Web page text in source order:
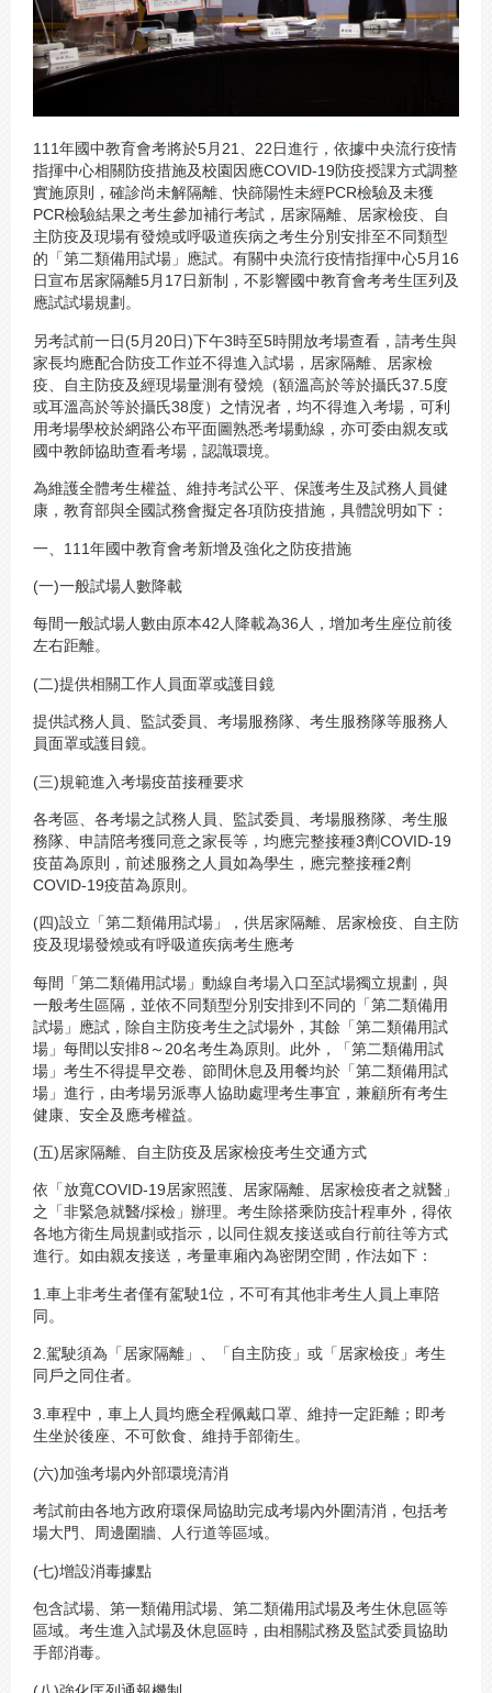
111年國中教育會考將於5月21、22日進行，依據中央流行疫情
指揮中心相關防疫措施及校園因應COVID-19防疫授課方式調整
實施原則，確診尚未解隔離、快篩陽性未經PCR檢驗及未獲
PCR檢驗結果之考生參加補行考試，居家隔離、居家檢疫、自
主防疫及現場有發燒或呼吸道疾病之考生分別安排至不同類型
的「第二類備用試場」應試。有關中央流行疫情指揮中心5月16
日宣布居家隔離5月17日新制，不影響國中教育會考考生匡列及
應試試場規劃。
另考試前一日(5月20日)下午3時至5時開放考場查看，請考生與
家長均應配合防疫工作並不得進入試場，居家隔離、居家檢
疫、自主防疫及經現場量測有發燒（額溫高於等於攝氏37.5度
或耳溫高於等於攝氏38度）之情況者，均不得進入考場，可利
用考場學校於網路公布平面圖熟悉考場動線，亦可委由親友或
國中教師協助查看考場，認識環境。
為維護全體考生權益、維持考試公平、保護考生及試務人員健
康，教育部與全國試務會擬定各項防疫措施，具體說明如下：
一、111年國中教育會考新增及強化之防疫措施
(一)一般試場人數降載
每間一般試場人數由原本42人降載為36人，增加考生座位前後
左右距離。
(二)提供相關工作人員面罩或護目鏡
提供試務人員、監試委員、考場服務隊、考生服務隊等服務人
員面罩或護目鏡。
(三)規範進入考場疫苗接種要求
各考區、各考場之試務人員、監試委員、考場服務隊、考生服
務隊、申請陪考獲同意之家長等，均應完整接種3劑COVID-19
疫苗為原則，前述服務之人員如為學生，應完整接種2劑
COVID-19疫苗為原則。
(四)設立「第二類備用試場」，供居家隔離、居家檢疫、自主防
疫及現場發燒或有呼吸道疾病考生應考
每間「第二類備用試場」動線自考場入口至試場獨立規劃，與
一般考生區隔，並依不同類型分別安排到不同的「第二類備用
試場」應試，除自主防疫考生之試場外，其餘「第二類備用試
場」每間以安排8～20名考生為原則。此外，「第二類備用試
場」考生不得提早交卷、節間休息及用餐均於「第二類備用試
場」進行，由考場另派專人協助處理考生事宜，兼顧所有考生
健康、安全及應考權益。
(五)居家隔離、自主防疫及居家檢疫考生交通方式
依「放寬COVID-19居家照護、居家隔離、居家檢疫者之就醫」
之「非緊急就醫/採檢」辦理。考生除搭乘防疫計程車外，得依
各地方衛生局規劃或指示，以同住親友接送或自行前往等方式
進行。如由親友接送，考量車廂內為密閉空間，作法如下：
1.車上非考生者僅有駕駛1位，不可有其他非考生人員上車陪
同。
2.駕駛須為「居家隔離」、「自主防疫」或「居家檢疫」考生
同戶之同住者。
3.車程中，車上人員均應全程佩戴口罩、維持一定距離；即考
生坐於後座、不可飲食、維持手部衛生。
(六)加強考場內外部環境清消
考試前由各地方政府環保局協助完成考場內外圍清消，包括考
場大門、周邊圍牆、人行道等區域。
(七)增設消毒據點
包含試場、第一類備用試場、第二類備用試場及考生休息區等
區域。考生進入試場及休息區時，由相關試務及監試委員協助
手部消毒。